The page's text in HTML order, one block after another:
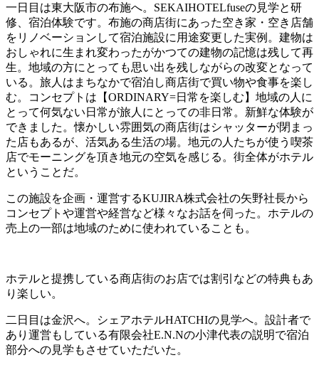
一日目は東大阪市の布施へ。SEKAIHOTELfuseの見学と研
修、宿泊体験です。布施の商店街にあった空き家・空き店舗
をリノベーションして宿泊施設に用途変更した実例。建物は
おしゃれに生まれ変わったがかつての建物の記憶は残して再
生。地域の方にとっても思い出を残しながらの改変となって
いる。旅人はまちなかで宿泊し商店街で買い物や食事を楽し
む。コンセプトは【ORDINARY=日常を楽しむ】地域の人に
とって何気ない日常が旅人にとっての非日常。新鮮な体験が
できました。懐かしい雰囲気の商店街はシャッターが閉まっ
た店もあるが、活気ある生活の場。地元の人たちが使う喫茶
店でモーニングを頂き地元の空気を感じる。街全体がホテル
ということだ。
この施設を企画・運営するKUJIRA株式会社の矢野社長から
コンセプトや運営や経営など様々なお話を伺った。ホテルの
売上の一部は地域のために使われていることも。
ホテルと提携している商店街のお店では割引などの特典もあ
り楽しい。
二日目は金沢へ。シェアホテルHATCHIの見学へ。設計者で
あり運営もしている有限会社E.N.Nの小津代表の説明で宿泊
部分への見学もさせていただいた。